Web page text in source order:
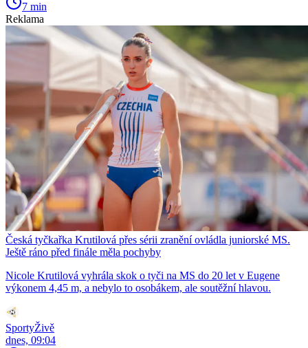
7 min
Reklama
Česká tyčkařka Krutilová přes sérii zranění ovládla juniorské MS.
Ještě ráno před finále měla pochyby
Nicole Krutilová vyhrála skok o tyči na MS do 20 let v Eugene
výkonem 4,45 m, a nebylo to osobákem, ale soutěžní hlavou.
SportyŽivě
dnes, 09:04